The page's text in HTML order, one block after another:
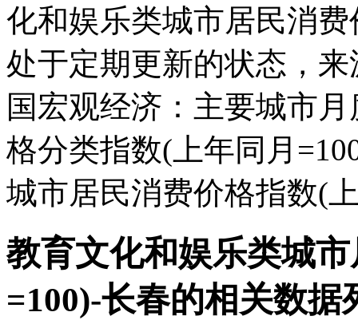
化和娱乐类城市居民消
处于定期更新的状态，
国宏观经济：主要城市
格分类指数(上年同月
城市居民消费价格指数(
教育文化和娱乐类城
=100)-长春的相关数据